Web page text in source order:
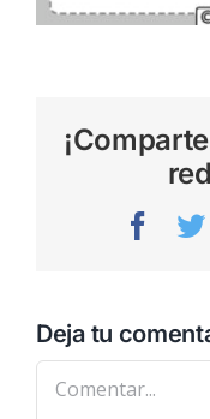
Deja tu
Comentar